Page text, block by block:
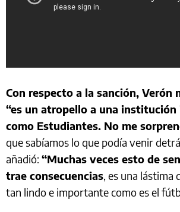
Con respecto a la sanción, Verón
“es un atropello a una
como Estudiantes. No me
que sabíamos lo que podía venir
añadió: “Muchas veces esto de
trae consecuencias, es una lástima
tan lindo e importante como es el